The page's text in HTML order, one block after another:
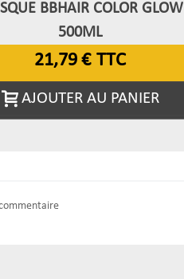
Afficher PlusBBHAIR COLOR GLOW
500ML
21,79 € TTC
AJOUTER AU PANIER